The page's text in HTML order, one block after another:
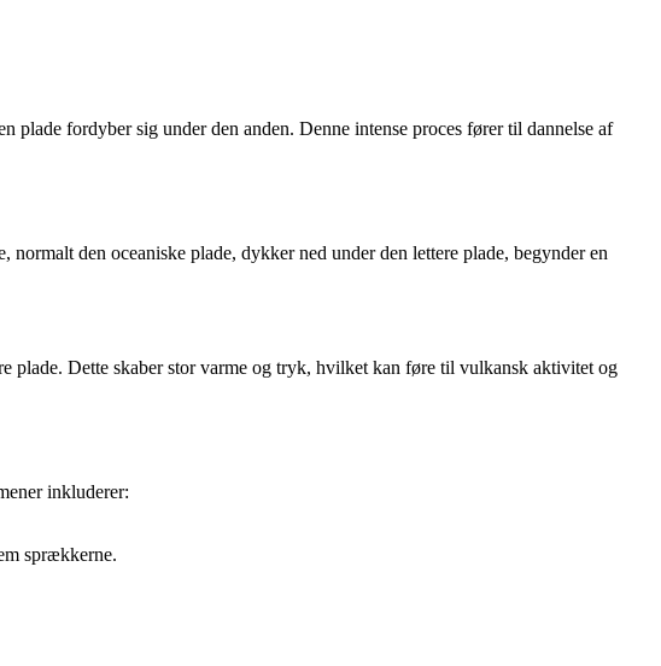
plade fordyber sig under den anden. Denne intense proces fører til dannelse af
den oceaniske plade, dykker ned under den lettere plade, begynder en
plade. Dette skaber stor varme og tryk, hvilket kan føre til vulkansk aktivitet og
inkluderer:
sprækkerne.